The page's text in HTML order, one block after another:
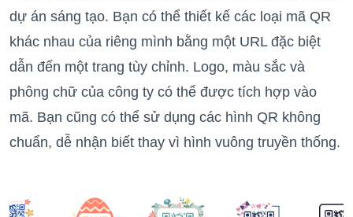
dự án sáng tạo. Bạn có thể thiết kế các loại mã QR
khác nhau của riêng mình bằng một URL đặc biệt
dẫn đến một trang tùy chỉnh. Logo, màu sắc và
phông chữ của công ty có thể được tích hợp vào
mã. Bạn cũng có thể sử dụng các hình QR không
chuẩn, dễ nhận biết thay vì hình vuông truyền thống.